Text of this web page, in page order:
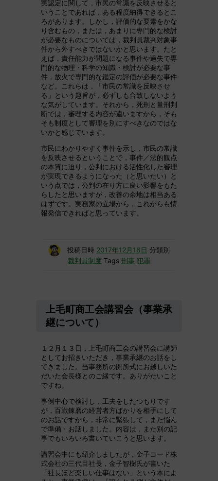
実認定に関して，市民の常識を反映させると
いうことであれば，ある程度納得できるとこ
ろがあります。しかし，評価的な要素をかな
り含むもの，または，あまりに専門的な検討
が必要なものについては，裁判員裁判対象事
件から外すべきではないかと思います。たと
えば，責任能力が問題になる事件や過失で専
門的な物理・科学の知識・検討が必要な事
件，放火で専門的な鑑定の評価が必要な事件
など。これらは，「市民の常識を反映させ
る」という趣旨が，必ずしも合致しないよう
な気がしています。それから，死刑と量刑判
断では，審理する内容が違いますから，そも
そも制度として審理を別にすべきなのではな
いかと感じています。
市民にわかりやすく事件を示し，市民の常識
を反映させるということで，事件／法的観点
の本質に迫り，公判における活性化した審理
が実現できるようになった（と思いたい）と
いう点では，公判の在り方に良い影響をもた
らしたと思いますが，改善の余地は相当ある
はずです。実務家の立場から，これからも情
報発信できればと思っています。
投稿日時 2017年12月16日 分類別
裁判員制度 Tags 刑事 犯罪
上毛町商工会講習会（事業承
継について）
１２月１３日，上毛町商工会の講習会に講師
としてお招きいただき，事業承継のお話をし
てきました。当事務所の開所式にお越しいた
だいた会長様とのご縁です。ありがたいこと
ですね。
事例中心で検討し，工夫をしたつもりです
が，百戦錬磨の経営者方ばかりを相手にして
のお話ですから，非常に緊張して，また悩ん
で準備・お話しました。内容は，また別の記
事でもいろいろ書いていこうと思います。
講習会中にも紹介しましたが，金子コード株
式会社の三代目社長，金子智樹氏が書いた
「社長ほど楽しい仕事はない」という本によ